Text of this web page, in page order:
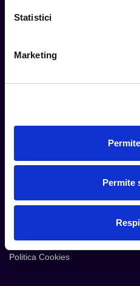
Statistici
Marketing
Permite
Metode plata
Serviciul CareTix
Politica Confidentialitate
Politica Cookies